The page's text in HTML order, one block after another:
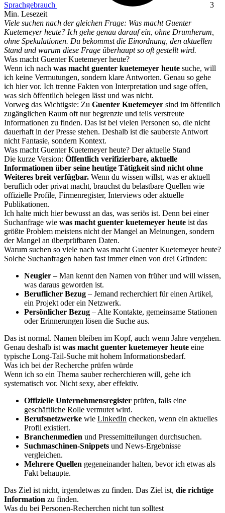
Sprachgebrauch
3
Min. Lesezeit
Viele suchen nach der gleichen Frage: Was macht Guenter
Kuetemeyer heute? Ich gehe genau darauf ein, ohne Drumherum,
ohne Spekulationen. Du bekommst die Einordnung, den aktuellen
Stand und warum diese Frage überhaupt so oft gestellt wird.
Was macht Guenter Kuetemeyer heute?
Wenn ich nach was macht guenter kuetemeyer heute suche, will
ich keine Vermutungen, sondern klare Antworten. Genau so gehe
ich hier vor. Ich trenne Fakten von Interpretation und sage offen,
was sich öffentlich belegen lässt und was nicht.
Vorweg das Wichtigste: Zu Guenter Kuetemeyer sind im öffentlich
zugänglichen Raum oft nur begrenzte und teils verstreute
Informationen zu finden. Das ist bei vielen Personen so, die nicht
dauerhaft in der Presse stehen. Deshalb ist die sauberste Antwort
nicht Fantasie, sondern Kontext.
Was macht Guenter Kuetemeyer heute? Der aktuelle Stand
Die kurze Version: Öffentlich verifizierbare, aktuelle
Informationen über seine heutige Tätigkeit sind nicht ohne
Weiteres breit verfügbar. Wenn du wissen willst, was er aktuell
beruflich oder privat macht, brauchst du belastbare Quellen wie
offizielle Profile, Firmenregister, Interviews oder aktuelle
Publikationen.
Ich halte mich hier bewusst an das, was seriös ist. Denn bei einer
Suchanfrage wie was macht guenter kuetemeyer heute ist das
größte Problem meistens nicht der Mangel an Meinungen, sondern
der Mangel an überprüfbaren Daten.
Warum suchen so viele nach was macht Guenter Kuetemeyer heute?
Solche Suchanfragen haben fast immer einen von drei Gründen:
Neugier – Man kennt den Namen von früher und will wissen,
was daraus geworden ist.
Beruflicher Bezug – Jemand recherchiert für einen Artikel,
ein Projekt oder ein Netzwerk.
Persönlicher Bezug – Alte Kontakte, gemeinsame Stationen
oder Erinnerungen lösen die Suche aus.
Das ist normal. Namen bleiben im Kopf, auch wenn Jahre vergehen.
Genau deshalb ist was macht guenter kuetemeyer heute eine
typische Long-Tail-Suche mit hohem Informationsbedarf.
Was ich bei der Recherche prüfen würde
Wenn ich so ein Thema sauber recherchieren will, gehe ich
systematisch vor. Nicht sexy, aber effektiv.
Offizielle Unternehmensregister prüfen, falls eine
geschäftliche Rolle vermutet wird.
Berufsnetzwerke wie LinkedIn checken, wenn ein aktuelles
Profil existiert.
Branchenmedien und Pressemitteilungen durchsuchen.
Suchmaschinen-Snippets und News-Ergebnisse
vergleichen.
Mehrere Quellen gegeneinander halten, bevor ich etwas als
Fakt behaupte.
Das Ziel ist nicht, irgendetwas zu finden. Das Ziel ist, die richtige
Information zu finden.
Was du bei Personen-Recherchen nicht tun solltest